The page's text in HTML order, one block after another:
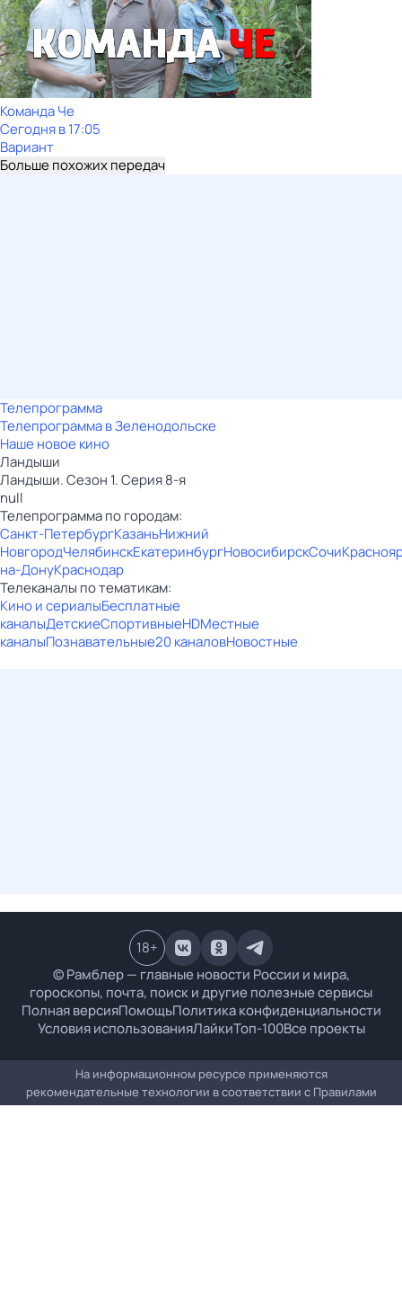
Команда Че
Сегодня в 17:05
Вариант
Больше похожих передач
Телепрограмма
Телепрограмма в Зеленодольске
Наше новое кино
Ландыши
Ландыши. Сезон 1. Серия 8-я
null
Телепрограмма по городам:
Санкт-ПетербургКазаньНижний
НовгородЧелябинскЕкатеринбургНовосибирскСочи
на-ДонуКраснодар
Телеканалы по тематикам:
Кино и сериалыБесплатные
каналыДетскиеСпортивныеHDМестные
каналыПознавательные20 каналовНовостные
© Рамблер — главные новости России и мира,
гороскопы, почта, поиск и другие полезные сервисы
Полная версияПомощьПолитика конфиденциальности
Условия использованияЛайкиТоп-100Все проекты
18+
На информационном ресурсе применяются
рекомендательные технологии в соответствии с Правилами